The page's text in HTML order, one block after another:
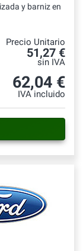
y barniz en
Precio Unitario
51,27 €
sin IVA
62,04 €
IVA incluido